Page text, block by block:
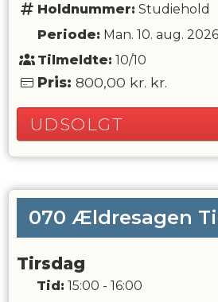
Holdnummer: Studiehold
Periode: Man. 10. aug. 2026
Tilmeldte: 10/10
Pris: 800,00 kr. kr.
UDSOLGT
070 Ældresagen
Tirsdag
Tid: 15:00 - 16:00